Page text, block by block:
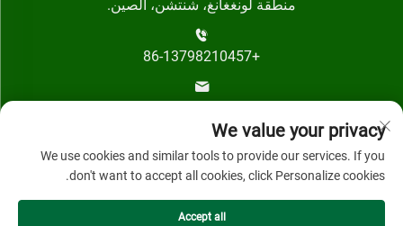
منطقة لونغغانغ، شنتشن، الصين.
+86-13798210457
We value your privacy
We use cookies and similar tools to provide our services. If you
don't want to accept all cookies, click Personalize cookies.
Accept all